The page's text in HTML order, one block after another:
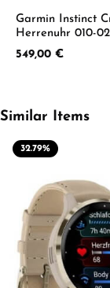
Garmin Instinct
Herrenuhr 010-
Regulärer Preis:
549,00 €
Produktgalerie
Similar Items
32.79%